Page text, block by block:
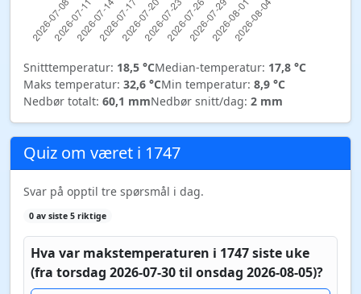
Snitttemperatur: 18,5 °CMedian-temperatur: 17,8 °C
Maks temperatur: 32,6 °CMin temperatur: 8,9 °C
Nedbør totalt: 60,1 mmNedbør snitt/dag: 2 mm
Quiz om været i 1747
Svar på opptil tre spørsmål i dag.
0 av siste 5 riktige
Hva var makstemperaturen i 1747 siste uke
(fra torsdag 2026-07-30 til onsdag 2026-08-05)?